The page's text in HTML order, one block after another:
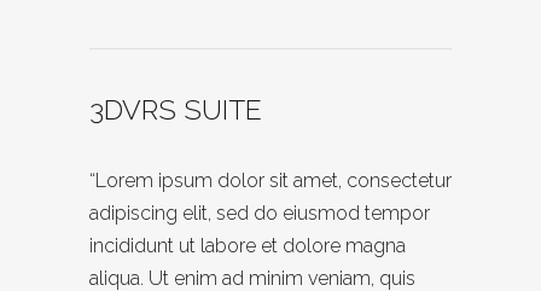
3DVRS SUITE
“Lorem ipsum dolor sit amet, consectetur
adipiscing elit, sed do eiusmod tempor
incididunt ut labore et dolore magna
aliqua. Ut enim ad minim veniam, quis